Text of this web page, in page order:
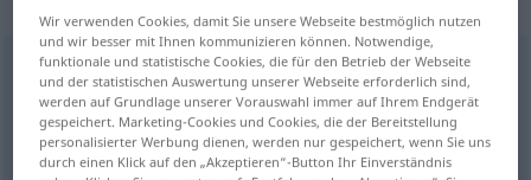
demütigen
Übersicht aller Übersetzungen
(Für mehr Details die Übersetzung anklicken/antippen)
Wir verwenden Cookies, damit Sie unsere Webseite bestmöglich nutzen
und wir besser mit Ihnen kommunizieren können. Notwendige,
funktionale und statistische Cookies, die für den Betrieb der Webseite
und der statistischen Auswertung unserer Webseite erforderlich sind,
werden auf Grundlage unserer Vorauswahl immer auf Ihrem Endgerät
gespeichert. Marketing-Cookies und Cookies, die der Bereitstellung
personalisierter Werbung dienen, werden nur gespeichert, wenn Sie uns
durch einen Klick auf den „Akzeptieren“-Button Ihr Einverständnis